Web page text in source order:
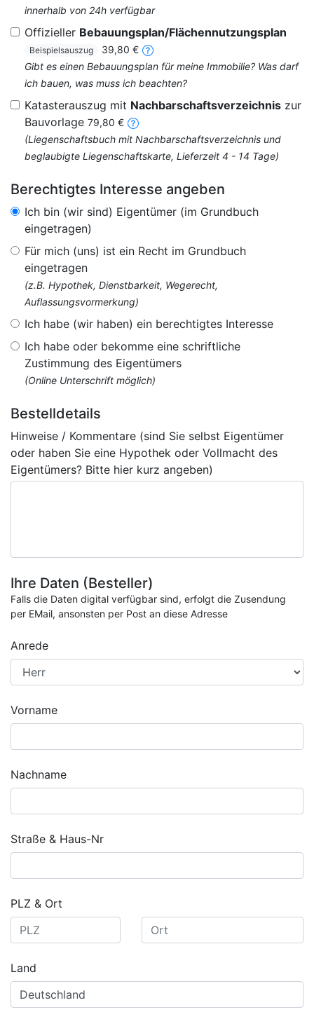
innerhalb von 24h verfügbar
Offizieller Bebauungsplan/Flächennutzungsplan
Beispielsauszug
39,80 €
Gibt es einen Bebauungsplan für meine Immobilie? Was darf
ich bauen, was muss ich beachten?
Katasterauszug mit Nachbarschaftsverzeichnis zur
Bauvorlage 79,80 €
(Liegenschaftsbuch mit Nachbarschaftsverzeichnis und
beglaubigte Liegenschaftskarte, Lieferzeit 4 - 14 Tage)
Berechtigtes Interesse angeben
Ich bin (wir sind) Eigentümer (im Grundbuch
eingetragen)
Für mich (uns) ist ein Recht im Grundbuch
eingetragen
(z.B. Hypothek, Dienstbarkeit, Wegerecht,
Auflassungsvormerkung)
Ich habe (wir haben) ein berechtigtes Interesse
Ich habe oder bekomme eine schriftliche
Zustimmung des Eigentümers
(Online Unterschrift möglich)
Bestelldetails
Hinweise / Kommentare (sind Sie selbst Eigentümer
oder haben Sie eine Hypothek oder Vollmacht des
Eigentümers? Bitte hier kurz angeben)
Ihre Daten (Besteller)
Falls die Daten digital verfügbar sind, erfolgt die Zusendung
per EMail, ansonsten per Post an diese Adresse
Anrede
Vorname
Nachname
Straße & Haus-Nr
PLZ & Ort
Land